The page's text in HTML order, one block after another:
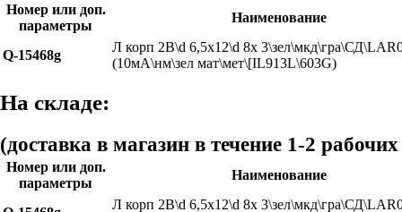
Номер или доп.
параметры
Наименование
Q-15468g
Л корп 2В\d 6,5x12\d 8x
(10мА\нм\зел мат\мет\[IL913L\603G)
На складе:
(доставка в магазин в течение 1-2
Номер или доп.
параметры
Наименование
Л корп 2В\d 6,5x12\d 8x